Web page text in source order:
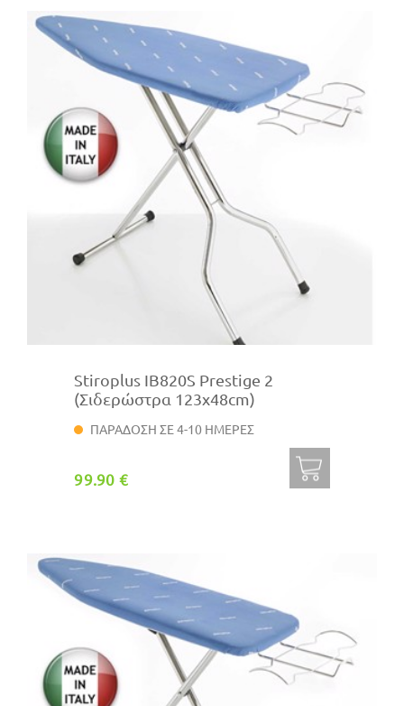
Stiroplus IB820S Prestige 2
(Σιδερώστρα 123x48cm)
ΠΑΡΑΔΟΣΗ ΣΕ 4-10 ΗΜΕΡΕΣ
99.90 €